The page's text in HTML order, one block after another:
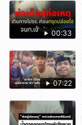
00:33
07:22